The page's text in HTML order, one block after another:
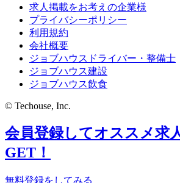
求人掲載をお考えの企業様
プライバシーポリシー
利用規約
会社概要
ジョブハウスドライバー・整備士
ジョブハウス建設
ジョブハウス飲食
© Techouse, Inc.
会員登録してオススメ求
GET！
無料登録をしてみる